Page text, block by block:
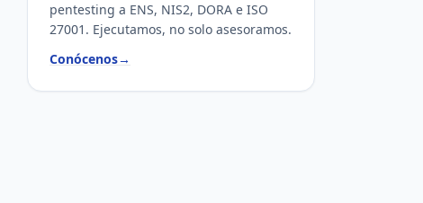
pentesting a ENS, NIS2, DORA e ISO
27001. Ejecutamos, no solo asesoramos.
Conócenos→